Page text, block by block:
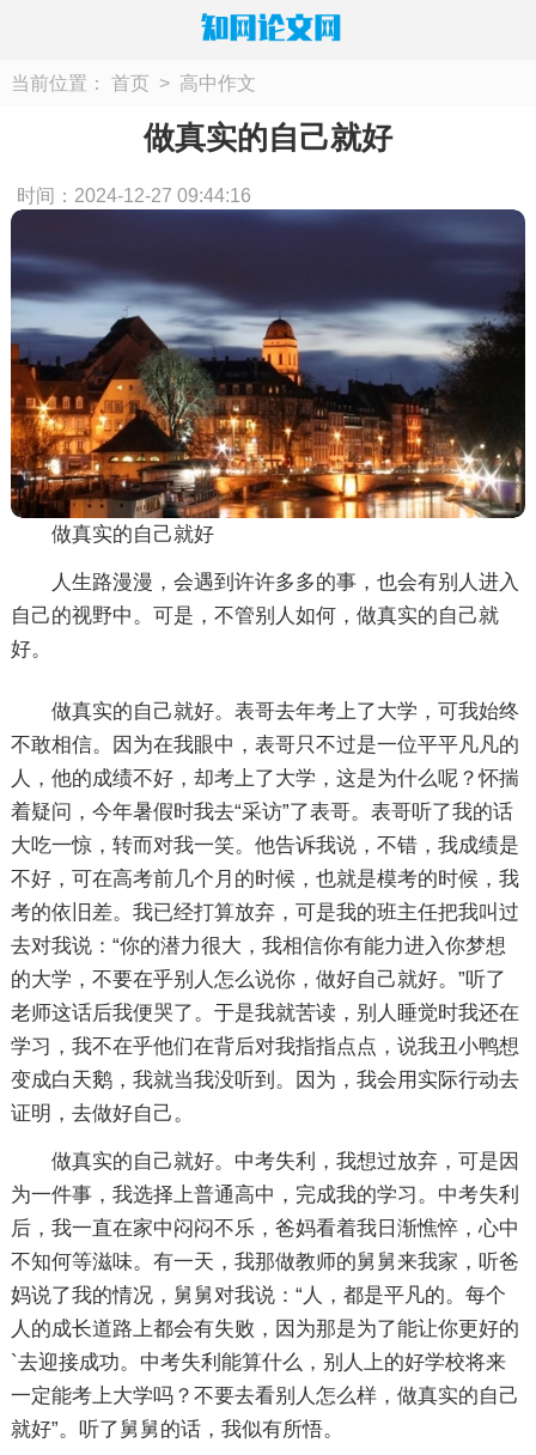
当前位置： 首页 > 高中作文
做真实的自己就好
时间：2024-12-27 09:44:16
做真实的自己就好
人生路漫漫，会遇到许许多多的事，也会有别人进入
自己的视野中。可是，不管别人如何，做真实的自己就
好。
做真实的自己就好。表哥去年考上了大学，可我始终
不敢相信。因为在我眼中，表哥只不过是一位平平凡凡的
人，他的成绩不好，却考上了大学，这是为什么呢？怀揣
着疑问，今年暑假时我去“采访”了表哥。表哥听了我的话
大吃一惊，转而对我一笑。他告诉我说，不错，我成绩是
不好，可在高考前几个月的时候，也就是模考的时候，我
考的依旧差。我已经打算放弃，可是我的班主任把我叫过
去对我说：“你的潜力很大，我相信你有能力进入你梦想
的大学，不要在乎别人怎么说你，做好自己就好。”听了
老师这话后我便哭了。于是我就苦读，别人睡觉时我还在
学习，我不在乎他们在背后对我指指点点，说我丑小鸭想
变成白天鹅，我就当我没听到。因为，我会用实际行动去
证明，去做好自己。
做真实的自己就好。中考失利，我想过放弃，可是因
为一件事，我选择上普通高中，完成我的学习。中考失利
后，我一直在家中闷闷不乐，爸妈看着我日渐憔悴，心中
不知何等滋味。有一天，我那做教师的舅舅来我家，听爸
妈说了我的情况，舅舅对我说：“人，都是平凡的。每个
人的成长道路上都会有失败，因为那是为了能让你更好的
`去迎接成功。中考失利能算什么，别人上的好学校将来
一定能考上大学吗？不要去看别人怎么样，做真实的自己
就好”。听了舅舅的话，我似有所悟。